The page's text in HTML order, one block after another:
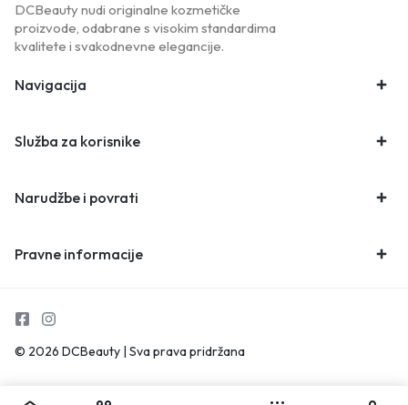
DCBeauty nudi originalne kozmetičke
proizvode, odabrane s visokim standardima
kvalitete i svakodnevne elegancije.
Navigacija
Služba za korisnike
Narudžbe i povrati
Pravne informacije
© 2026 DCBeauty | Sva prava pridržana